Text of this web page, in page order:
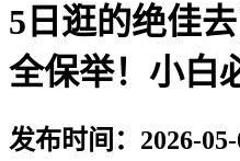
5日逛的绝佳
全保举！小白
发布时间：2026-